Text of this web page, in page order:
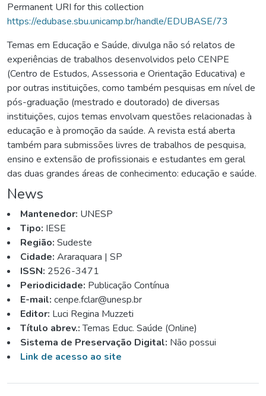
Permanent URI for this collection
https://edubase.sbu.unicamp.br/handle/EDUBASE/73
Temas em Educação e Saúde, divulga não só relatos de
experiências de trabalhos desenvolvidos pelo CENPE
(Centro de Estudos, Assessoria e Orientação Educativa) e
por outras instituições, como também pesquisas em nível de
pós-graduação (mestrado e doutorado) de diversas
instituições, cujos temas envolvam questões relacionadas à
educação e à promoção da saúde. A revista está aberta
também para submissões livres de trabalhos de pesquisa,
ensino e extensão de profissionais e estudantes em geral
das duas grandes áreas de conhecimento: educação e saúde.
News
Mantenedor: UNESP
Tipo: IESE
Região: Sudeste
Cidade: Araraquara | SP
ISSN: 2526-3471
Periodicidade: Publicação Contínua
E-mail: cenpe.fclar@unesp.br
Editor: Luci Regina Muzzeti
Título abrev.:Temas Educ. Saúde (Online)
Sistema de Preservação Digital: Não possui
Link de acesso ao site